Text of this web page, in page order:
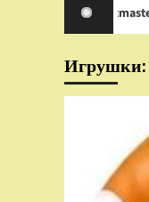
TCA
Игрушки: